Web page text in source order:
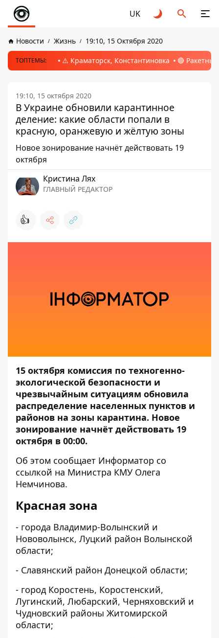
UK
Новости Жизнь 19:10, 15 Октября 2020
ТОПТЕМЫ: ⚠️ Краматорск, Константиновка 🔴
19:10, 15 октября 2020
В Украине обновили карантинное
деление: какие области попали в
красную, оранжевую и жёлтую зоны
Новое зонирование начнёт действовать 19
октября
Кристина Лях
ГЛАВНЫЙ РЕДАКТОР
👍
15 октября комиссия по техногенно-
экологической безопасности и
чрезвычайным ситуациям обновила
распределение населенных пунктов и
районов на зоны карантина. Новое
зонирование начнёт действовать 19
октября в 00:00.
Об этом сообщает Информатор со
ссылкой на Министра КМУ Олега
Немчинова.
Красная зона
- города Владимир-Волынский и
Нововолынск, Луцкий район Волынской
области;
- Славянский район Донецкой области;
- город Коростень, Коростенский,
Лугинский, Любарский, Черняховский и
Чудновский районы Житомирской
области;